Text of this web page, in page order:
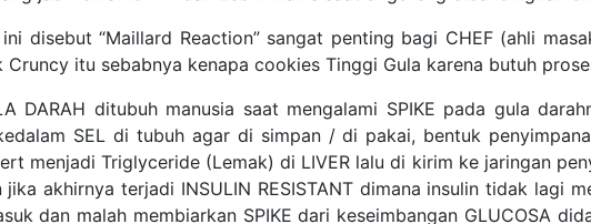
disebut “Maillard Reaction” sangat penting bagi CHEF (ahli
Cruncy itu sebabnya kenapa cookies Tinggi Gula karena butuh
DARAH ditubuh manusia saat mengalami SPIKE pada gula
SEL di tubuh agar di simpan / di pakai, bentuk
menjadi Triglyceride (Lemak) di LIVER lalu di kirim ke jaringan
jika akhirnya terjadi INSULIN RESISTANT dimana insulin tidak lagi
dan malah membiarkan SPIKE dari keseimbangan GLUCOSA